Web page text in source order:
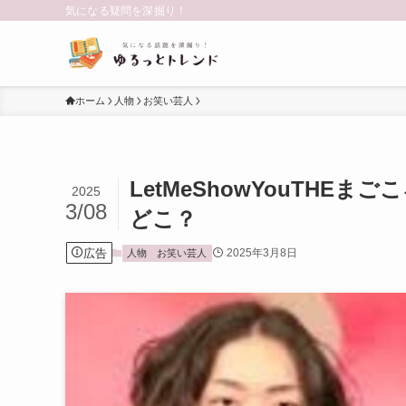
気になる疑問を深掘り！
ホーム 人物 お笑い芸人
LetMeShowYouTHEまご
どこ？
2025
3/08
広告 人物 お笑い芸人 2025年3月8日